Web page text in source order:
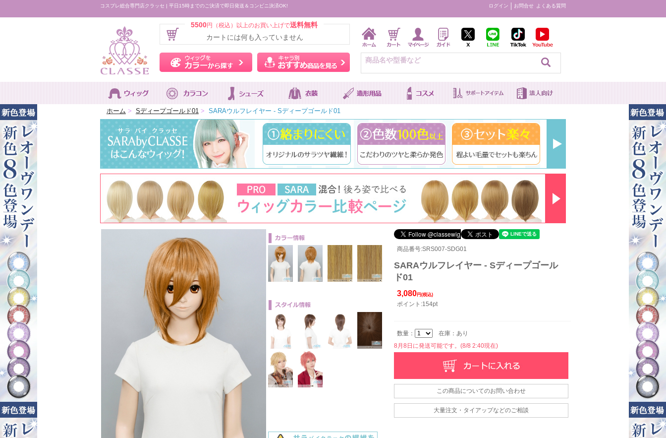
コスプレ総合専門店クラッセ | 平日15時までのご決済で即日発送＆コンビニ決済OK! ログイン お問合せ よくある質問
5500円（税込）以上のお買い上げで送料無料
カートには何も入っていません
ウィッグをカラーから探す キャラ別おすすめ商品を見る
ホーム > Sディープゴールド01 > SARAウルフレイヤー - Sディープゴールド01
商品番号:SRS007-SDG01
SARAウルフレイヤー - Sディープゴール
ド01
3,080 円(税込)
ポイント:154pt
数量：
在庫：あり
8月8日に発送可能です。(8/8 2:40現在)
この商品についてのお問い合わせ
大量注文・タイアップなどのご相談